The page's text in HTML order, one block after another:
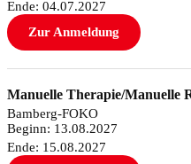
Ende: 04.07.2027
Zur Anmeldung
Manuelle Therapie/Manuelle
Bamberg-FOKO
Beginn: 13.08.2027
Ende: 15.08.2027